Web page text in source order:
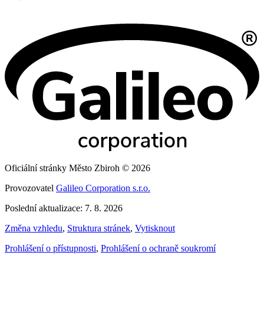
Oficiální stránky Město Zbiroh © 2026
Provozovatel Galileo Corporation s.r.o.
Poslední aktualizace: 7. 8. 2026
Změna vzhledu, Struktura stránek, Vytisknout
Prohlášení o přístupnosti, Prohlášení o ochraně soukromí